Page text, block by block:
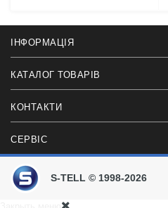
ІНФОРМАЦІЯ
КАТАЛОГ ТОВАРІВ
КОНТАКТИ
СЕРВІС
S-TELL © 1998-2026